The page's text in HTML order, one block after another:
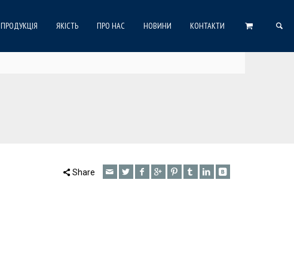
ПРОДУКЦІЯ ЯКІСТЬ ПРО НАС НОВИНИ КОНТАКТИ
Share